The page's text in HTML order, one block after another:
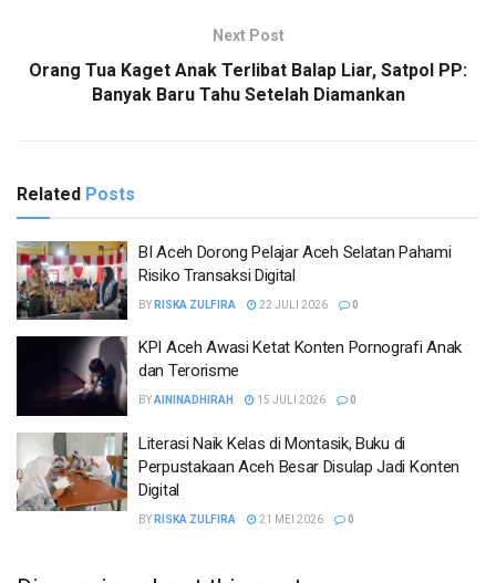
Next Post
Orang Tua Kaget Anak Terlibat Balap Liar, Satpol PP:
Banyak Baru Tahu Setelah Diamankan
Related Posts
BI Aceh Dorong Pelajar Aceh Selatan Pahami
Risiko Transaksi Digital
BY RISKA ZULFIRA 22 JULI 2026 0
KPI Aceh Awasi Ketat Konten Pornografi Anak
dan Terorisme
BYAININADHIRAH 15 JULI 2026 0
Literasi Naik Kelas di Montasik, Buku di
Perpustakaan Aceh Besar Disulap Jadi Konten
Digital
BY RISKA ZULFIRA 21 MEI 2026 0